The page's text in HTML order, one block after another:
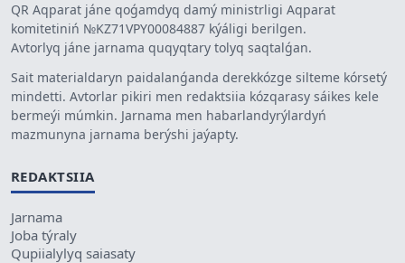
QR Aqparat jáne qoǵamdyq damý ministrligi Aqparat
komitetiniń №KZ71VPY00084887 kýáligi berilgen.
Avtorlyq jáne jarnama quqyqtary tolyq saqtalǵan.
Sait materialdaryn paidalanǵanda derekkózge silteme kórsetý
mindetti. Avtorlar pikiri men redaktsiia kózqarasy sáikes kele
bermeýi múmkin. Jarnama men habarlandyrýlardyń
mazmunyna jarnama berýshi jaýapty.
REDAKTSIIA
Jarnama
Joba týraly
Qupiialylyq saiasaty